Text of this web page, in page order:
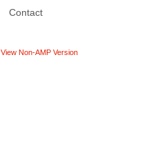
Contact
View Non-AMP Version